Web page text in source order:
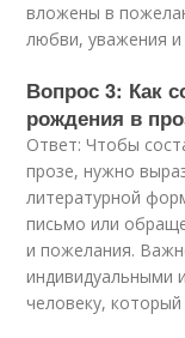
вложены в
любви, уважения и
Вопрос 3: Как
рождения в
Ответ: Чтобы
прозе, нужно
литературной
письмо или
и пожелания.
индивидуальными
человеку,